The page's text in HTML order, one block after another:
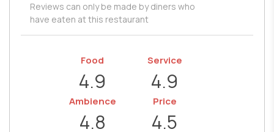
Reviews can only be made by diners who
have eaten at this restaurant
Food
4.9
Service
4.9
Ambience
4.8
Price
4.5